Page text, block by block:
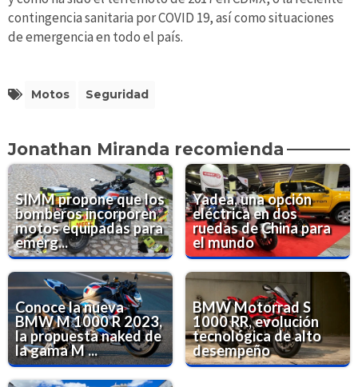
contingencia sanitaria por COVID 19, así como situaciones
de emergencia en todo el país.
Motos Seguridad
Jonathan Miranda recomienda
SIMM propone que los
bomberos incorporen
motos equipadas para
emerg...
Yadea, una opción
eléctrica en dos
ruedas de China para
el mundo
Conoce la nueva
BMW M 1000 R 2023,
la propuesta naked de
la gama M ...
BMW Motorrad S
1000 RR, evolución
tecnológica de alto
desempeño